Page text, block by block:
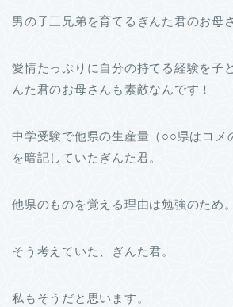
男の子三兄弟を育てるぎんた君のお母
愛情たっぷりに自分の持てる経験を子
んた君のお母さんも素敵なんです！
中学受験で他県の生産量（○○県はコメ
を暗記していたぎんた君。
他県のものを覚える理由は勉強のため。
そう考えていた、ぎんた君。
私もそうだと思います。